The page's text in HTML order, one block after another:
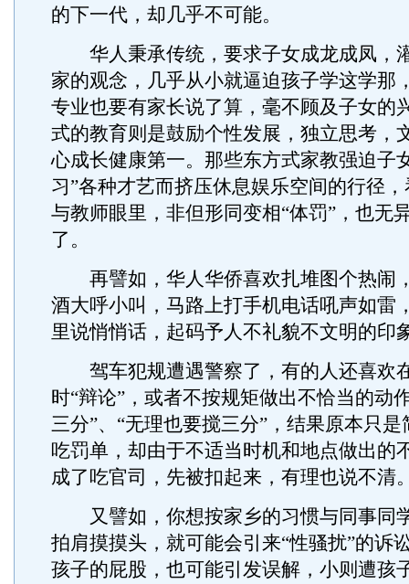
的下一代，却几乎不可能。
华人秉承传统，要求子女成龙成凤，
家的观念，几乎从小就逼迫孩子学这学那
专业也要有家长说了算，毫不顾及子女的
式的教育则是鼓励个性发展，独立思考，
心成长健康第一。那些东方式家教强迫子
习”各种才艺而挤压休息娱乐空间的行径
与教师眼里，非但形同变相“体罚”，也无
了。
再譬如，华人华侨喜欢扎堆图个热闹
酒大呼小叫，马路上打手机电话吼声如雷
里说悄悄话，起码予人不礼貌不文明的印
驾车犯规遭遇警察了，有的人还喜欢
时“辩论”，或者不按规矩做出不恰当的动
三分”、“无理也要搅三分”，结果原本只
吃罚单，却由于不适当时机和地点做出的
成了吃官司，先被扣起来，有理也说不清
又譬如，你想按家乡的习惯与同事同
拍肩摸摸头，就可能会引来“性骚扰”的诉
孩子的屁股，也可能引发误解，小则遭孩